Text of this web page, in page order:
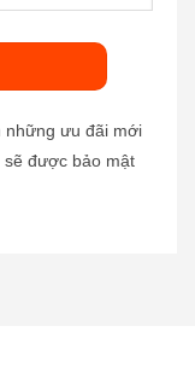
những ưu đãi mới
sẽ được bảo mật